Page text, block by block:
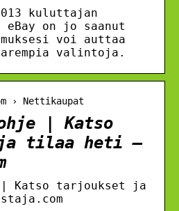
kuluttajan
on jo saanut
voi auttaa
valintoja.
› Nettikaupat
ohje | Katso
tilaa heti –
| Katso tarjoukset ja